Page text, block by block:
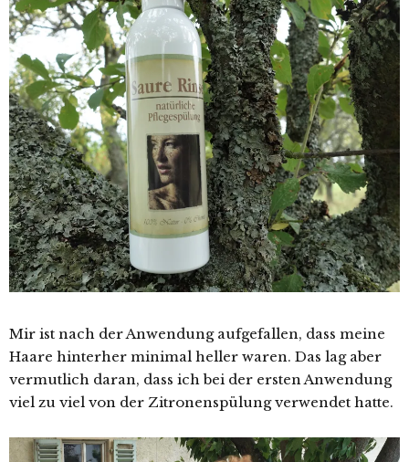
Mir ist nach der Anwendung aufgefallen, dass meine
Haare hinterher minimal heller waren. Das lag aber
vermutlich daran, dass ich bei der ersten Anwendung
viel zu viel von der Zitronenspülung verwendet hatte.